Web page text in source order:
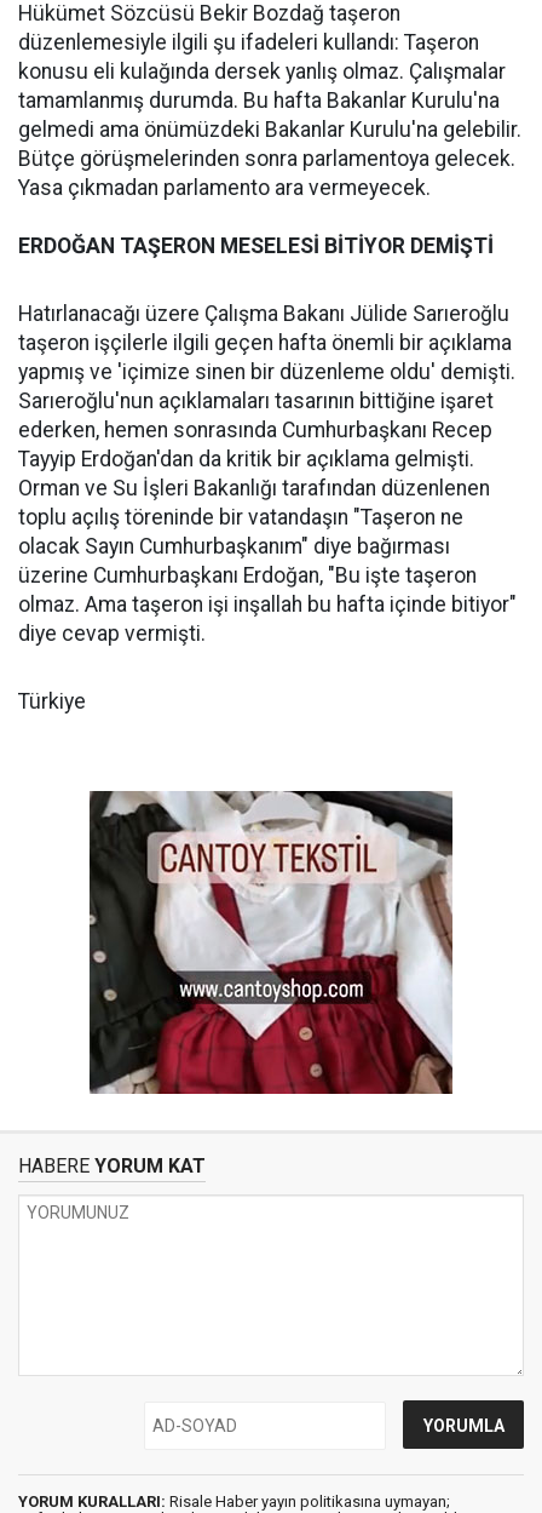
Hükümet Sözcüsü Bekir Bozdağ taşeron
düzenlemesiyle ilgili şu ifadeleri kullandı: Taşeron
konusu eli kulağında dersek yanlış olmaz. Çalışmalar
tamamlanmış durumda. Bu hafta Bakanlar Kurulu'na
gelmedi ama önümüzdeki Bakanlar Kurulu'na gelebilir.
Bütçe görüşmelerinden sonra parlamentoya gelecek.
Yasa çıkmadan parlamento ara vermeyecek.
ERDOĞAN TAŞERON MESELESİ BİTİYOR DEMİŞTİ
Hatırlanacağı üzere Çalışma Bakanı Jülide Sarıeroğlu
taşeron işçilerle ilgili geçen hafta önemli bir açıklama
yapmış ve 'içimize sinen bir düzenleme oldu' demişti.
Sarıeroğlu'nun açıklamaları tasarının bittiğine işaret
ederken, hemen sonrasında Cumhurbaşkanı Recep
Tayyip Erdoğan'dan da kritik bir açıklama gelmişti.
Orman ve Su İşleri Bakanlığı tarafından düzenlenen
toplu açılış töreninde bir vatandaşın "Taşeron ne
olacak Sayın Cumhurbaşkanım" diye bağırması
üzerine Cumhurbaşkanı Erdoğan, "Bu işte taşeron
olmaz. Ama taşeron işi inşallah bu hafta içinde bitiyor"
diye cevap vermişti.
Türkiye
HABERE YORUM KAT
YORUM KURALLARI: Risale Haber yayın politikasına uymayan;